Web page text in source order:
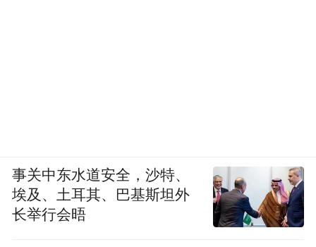
事关中东水道安全，沙特、
埃及、土耳其、巴基斯坦外
长举行会晤